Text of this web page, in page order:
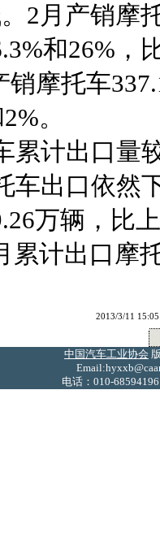
2月产销摩
和26%，
销摩托车
。
计出口量
出口依然
万辆，比
累计出口摩
2013/3/11
中国汽车工业协会
电话：010-